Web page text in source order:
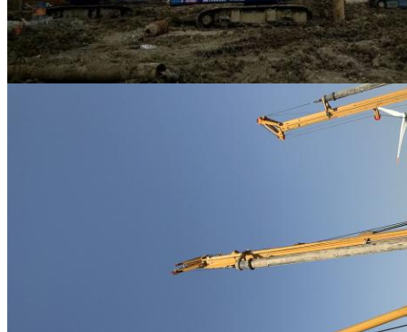
একটি বার্তা রেখে যান
আমরা শীঘ্রই আপনাকে আবার কল